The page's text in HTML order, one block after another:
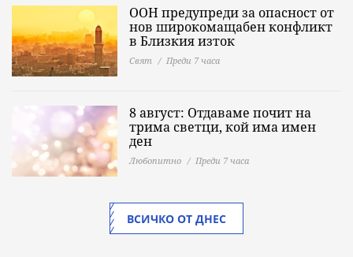
ООН предупреди за опасност от
нов широкомащабен конфликт
в Близкия изток
Свят Преди 7 часа
8 август: Отдаваме почит на
трима светци, кой има имен
ден
Любопитно Преди 7 часа
ВСИЧКО ОТ ДНЕС